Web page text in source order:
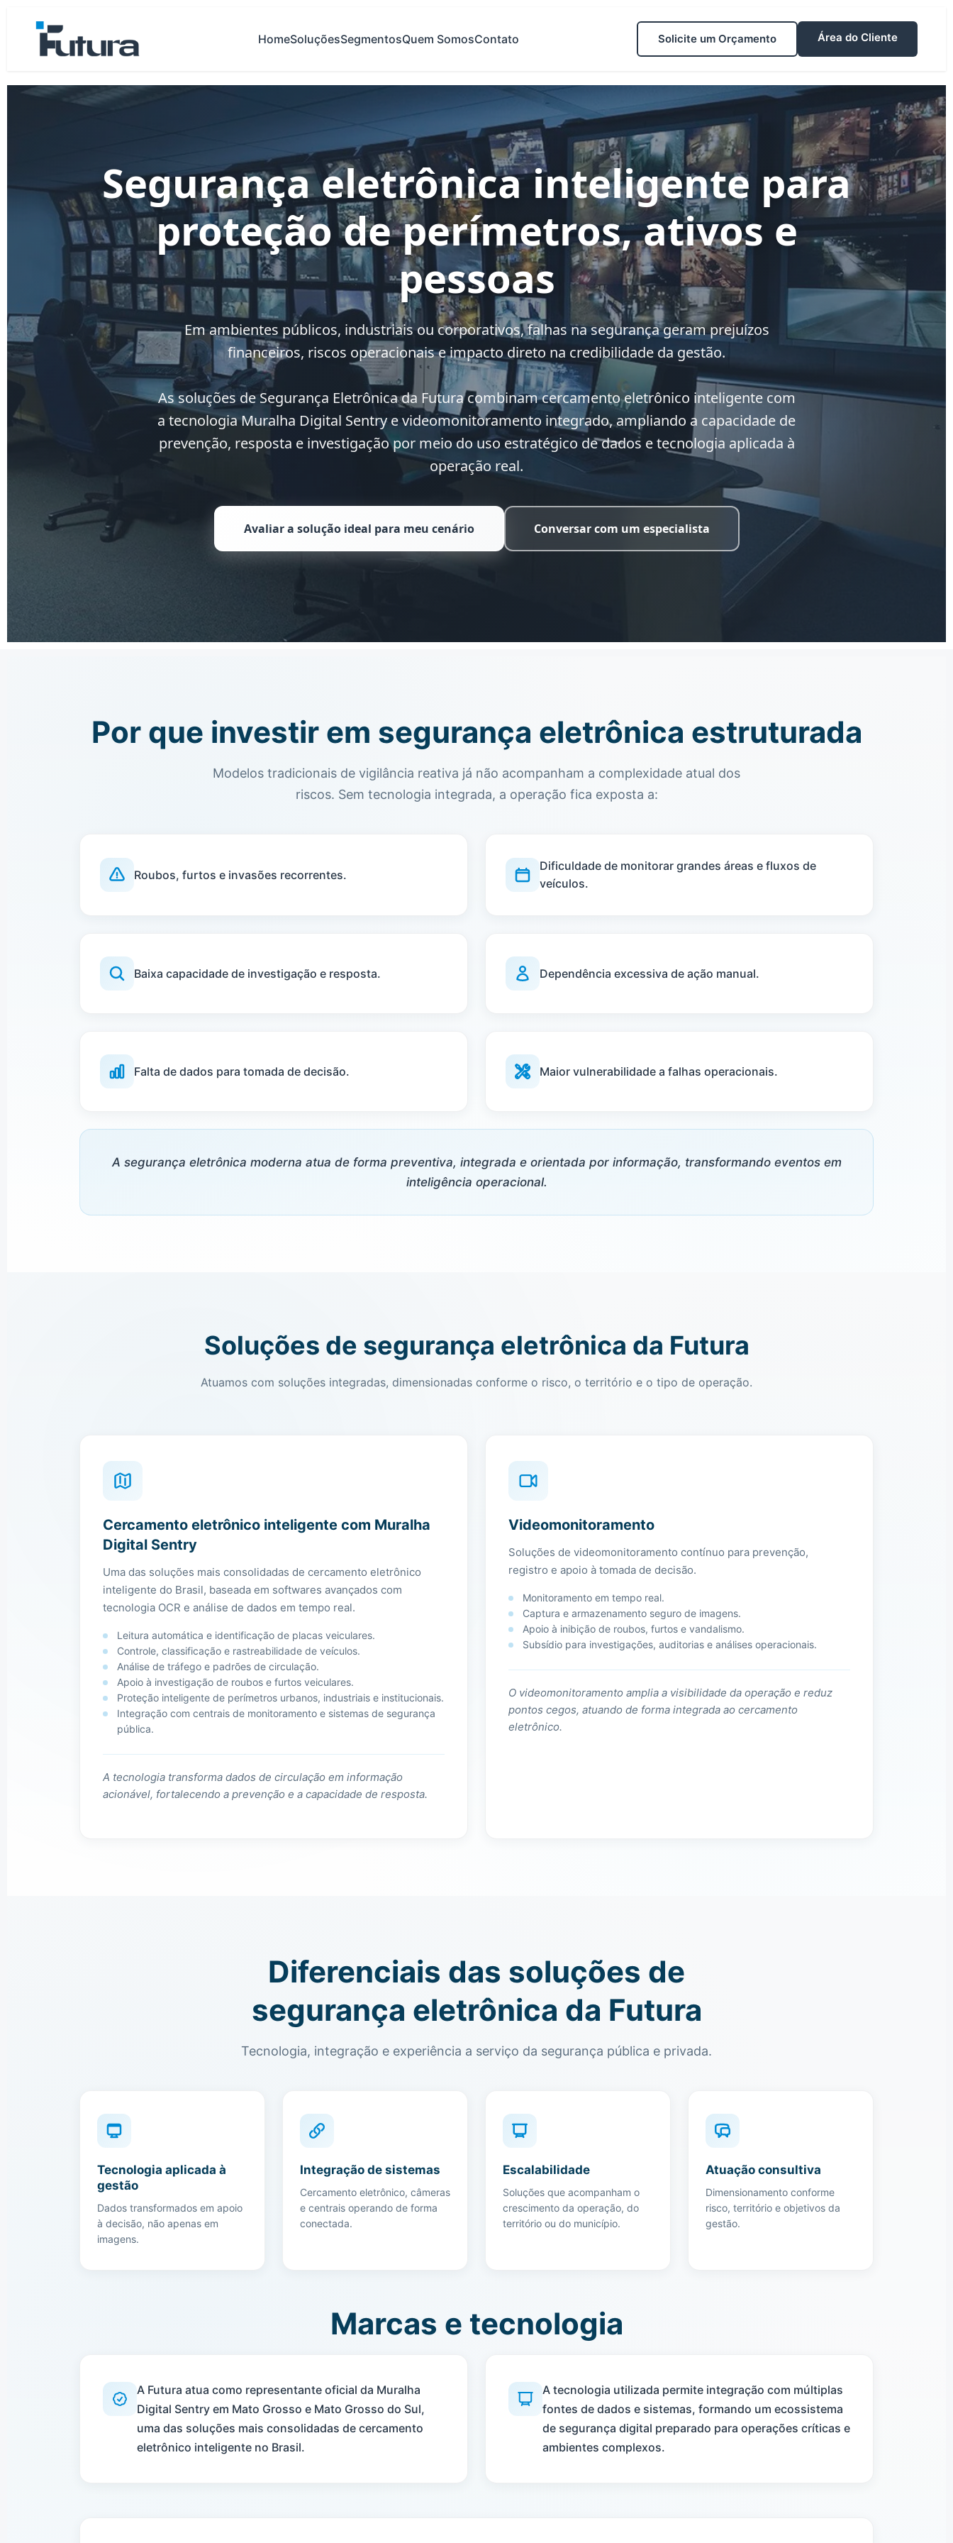
HomeSoluçõesSegmentosQuem SomosContato Solicite um Orçamento Área do Cliente
Segurança eletrônica inteligente para
proteção deperímetros, ativos e
pessoas
Em ambientes públicos, industriais ou corporativos, falhas na segurança geram prejuízos
financeiros, riscos operacionais e impacto direto na credibilidade da gestão.
As soluções de Segurança Eletrônica da Futura combinam cercamento eletrônico inteligente com
a tecnologia Muralha Digital Sentry e videomonitoramento integrado, ampliando a capacidade de
prevenção, resposta e investigação por meio do uso estratégico de dados e tecnologia aplicada à
operação real.
Avaliar a solução ideal para meu cenário
de segurança eletrônica Conversar com um especialista
da Futura
Por que investir em segurança eletrônica estruturada
Modelos tradicionais de vigilância reativa já não acompanham a complexidade atual dos
riscos. Sem tecnologia integrada, a operação fica exposta a:
Roubos, furtos e invasões recorrentes.
Dificuldade de monitorar grandes áreas e fluxos de
veículos.
Baixa capacidade de investigação e resposta. Dependência excessiva de ação manual.
Falta de dados para tomada de decisão. Maior vulnerabilidade a falhas operacionais.
A segurança eletrônica moderna atua de forma preventiva, integrada e orientada por informação, transformando eventos em
inteligência operacional.
Soluções de segurança eletrônica da Futura
Atuamos com soluções integradas, dimensionadas conforme o risco, o território e o tipo de operação.
Cercamento eletrônico inteligente com Muralha
Digital Sentry
Uma das soluções mais consolidadas de cercamento eletrônico
inteligente do Brasil, baseada em softwares avançados com
tecnologia OCR e análise de dados em tempo real.
Leitura automática e identificação de placas veiculares.
Controle, classificação e rastreabilidade de veículos.
Análise de tráfego e padrões de circulação.
Apoio à investigação de roubos e furtos veiculares.
Proteção inteligente de perímetros urbanos, industriais e institucionais.
Integração com centrais de monitoramento e sistemas de segurança
pública.
A tecnologia transforma dados de circulação em informação
acionável, fortalecendo a prevenção e a capacidade de resposta.
Videomonitoramento
Soluções de videomonitoramento contínuo para prevenção,
registro e apoio à tomada de decisão.
Monitoramento em tempo real.
Captura e armazenamento seguro de imagens.
Apoio à inibição de roubos, furtos e vandalismo.
Subsídio para investigações, auditorias e análises operacionais.
O videomonitoramento amplia a visibilidade da operação e reduz
pontos cegos, atuando de forma integrada ao cercamento
eletrônico.
Diferenciais das soluções de
segurança eletrônica da Futura
Tecnologia, integração e experiência a serviço da segurança pública e privada.
Tecnologia aplicada à
gestão
Dados transformados em apoio
à decisão, não apenas em
imagens.
Integração de sistemas
Cercamento eletrônico, câmeras
e centrais operando de forma
conectada.
Escalabilidade
Soluções que acompanham o
crescimento da operação, do
território ou do município.
Atuação consultiva
Dimensionamento conforme
risco, território e objetivos da
gestão.
Marcas e tecnologia
A Futura atua como representante oficial da Muralha
Digital Sentry em Mato Grosso e Mato Grosso do Sul,
uma das soluções mais consolidadas de cercamento
eletrônico inteligente no Brasil.
A tecnologia utilizada permite integração com múltiplas
fontes de dados e sistemas, formando um ecossistema
de segurança digital preparado para operações críticas e
ambientes complexos.